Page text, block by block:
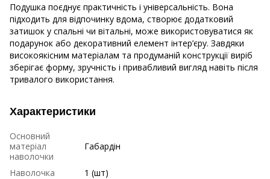
Подушка поєднує практичність і універсальність. Вона
підходить для відпочинку вдома, створює додатковий
затишок у спальні чи вітальні, може використовуватися як
подарунок або декоративний елемент інтер’єру. Завдяки
високоякісним матеріалам та продуманій конструкції виріб
зберігає форму, зручність і привабливий вигляд навіть після
тривалого використання.
Характеристики
Основний
матеріал
наволочки
Габардін
Наволочка
1 (шт)